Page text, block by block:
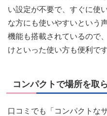
い設定が不要で、すぐに使
な方にも使いやすいという
機能も搭載されているので
けといった使い方も便利です
コンパクトで場所を取
口コミでも「コンパクトな